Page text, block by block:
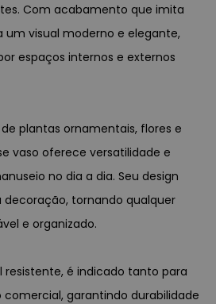
Com acabamento que imita
um visual moderno e elegante,
espaços internos e externos
plantas ornamentais, flores e
vaso oferece versatilidade e
no dia a dia. Seu design
decoração, tornando qualquer
e organizado.
resistente, é indicado tanto para
garantindo durabilidade